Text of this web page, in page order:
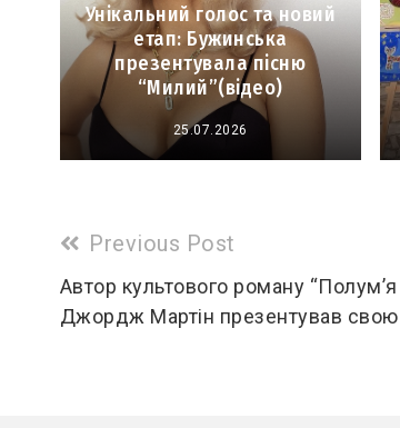
Унікальний голос та новий
етап: Бужинська
презентувала пісню
“Милий”(відео)
25.07.2026
Read
more
articles
Previous Post
Автор культового роману “Полум’я
Джордж Мартін презентував свою